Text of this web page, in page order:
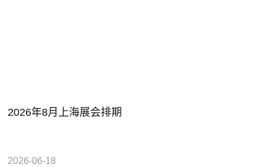
2026年8月上海展会排期
2026-06-18